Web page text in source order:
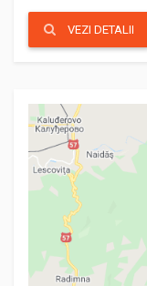
VEZI DETALII